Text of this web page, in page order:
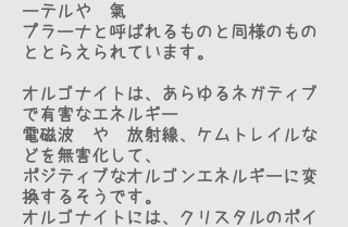
ーテルや 氣
プラーナと呼ばれるものと 同様のもの
ととらえられています。
オルゴナイトは、あらゆるネガティブ
で有害なエネルギー
電磁波 や 放射線、ケムトレイルな
どを無害化して、
ポジティブなオルゴンエネルギーに変
換するそうです。
オルゴナイトには、クリスタルのポイ